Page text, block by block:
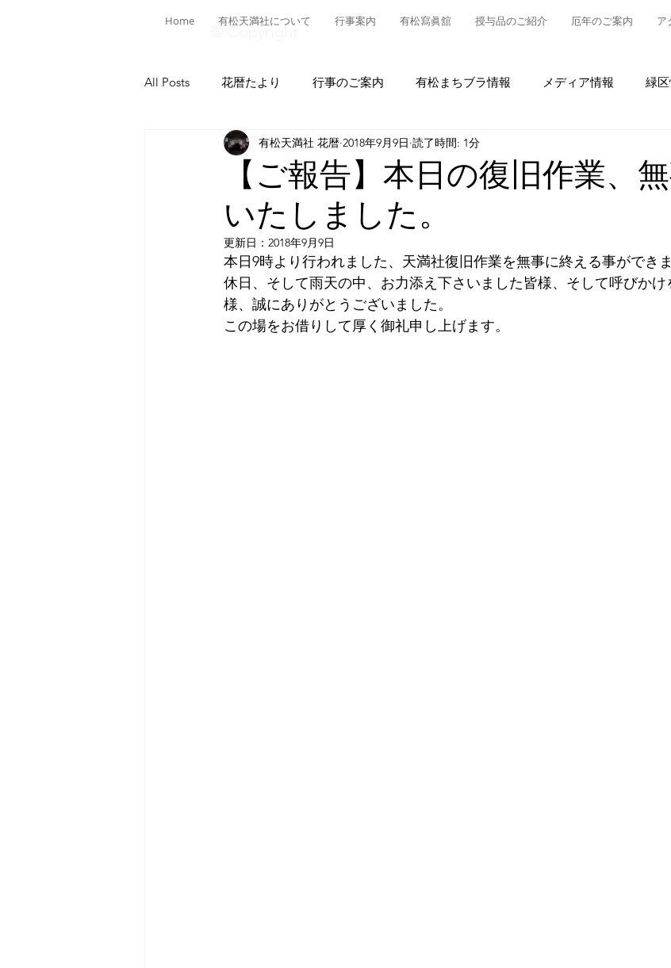
Home 有松天満社について 行事案内 有松寫眞舘 授与品のご紹介 厄年のご案内 ア
© Copyright
All Posts 花暦たより 行事のご案内 有松まちブラ情報 メディア情報 緑
有松ヒストリア 日本遺産有松 授与品について
菅公ヒストリア 有松の施設情報 有松の魅力発信
有松山車行事
【ご報告】本日の復旧作業、
いたしました。
有松天満社 花暦 2018年9月9日 読了時間: 1分
更新日： 2018年9月9日
本日9時より行われました、天満社復旧作業を無事に終える事ができま
休日、そして雨天の中、お力添え下さいました皆様、そして呼びか
様、誠にありがとうございました。
この場をお借りして厚く御礼申し上げます。